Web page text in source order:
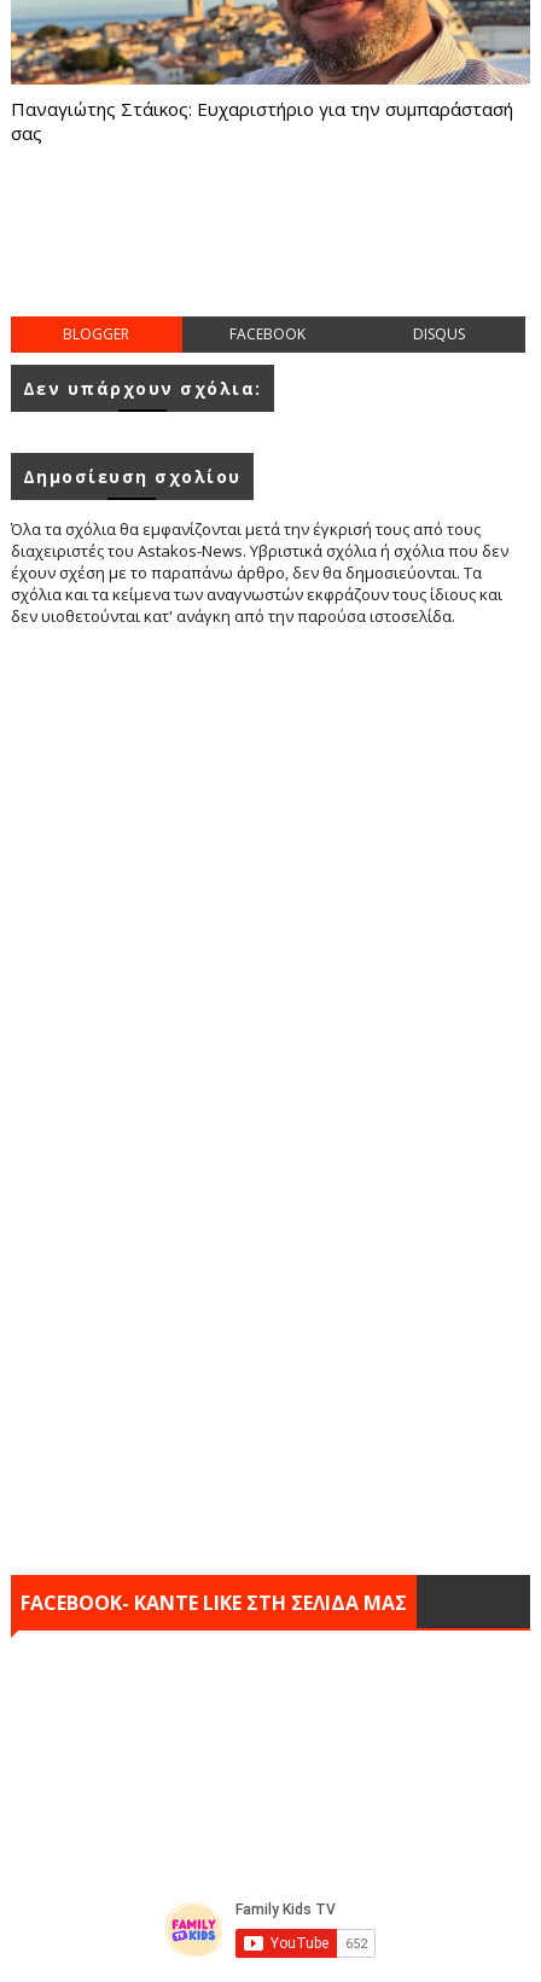
Παναγιώτης Στάικος: Ευχαριστήριο για την συμπαράστασή
σας
BLOGGER FACEBOOK DISQUS
Δεν υπάρχουν σχόλια:
Δημοσίευση σχολίου
Όλα τα σχόλια θα εμφανίζονται μετά την έγκρισή τους από τους
διαχειριστές του Astakos-News. Υβριστικά σχόλια ή σχόλια που δεν
έχουν σχέση με το παραπάνω άρθρο, δεν θα δημοσιεύονται. Τα
σχόλια και τα κείμενα των αναγνωστών εκφράζουν τους ίδιους και
δεν υιοθετούνται κατ' ανάγκη από την παρούσα ιστοσελίδα.
FACEBOOK- KANTE LIKE ΣΤΗ ΣΕΛΙΔΑ ΜΑΣ